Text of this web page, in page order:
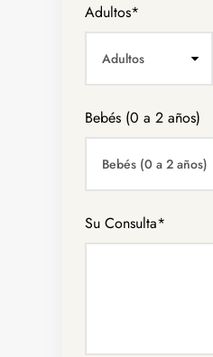
Adultos*
Bebés (0 a 2 años)
Su Consulta*